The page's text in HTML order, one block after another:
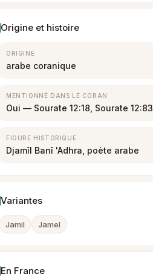
Origine et histoire
ORIGINE
arabe coranique
MENTIONNÉ DANS LE CORAN
Oui — Sourate 12:18, Sourate 12:83
FIGURE HISTORIQUE
Djamîl Banî 'Adhra, poète arabe
Variantes
Jamil Jamel
En France